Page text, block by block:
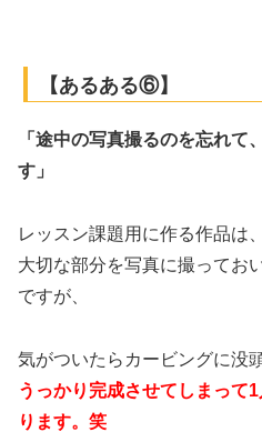
【あるある⑥】
「途中の写真撮るのを忘れて
す」
レッスン課題用に作る作品は
大切な部分を写真に撮ってお
ですが、
気がついたらカービングに没
うっかり完成させてしまって
ります。笑